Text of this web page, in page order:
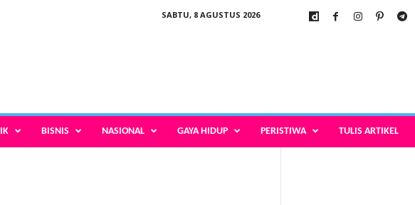
SABTU, 8 AGUSTUS 2026
BISNIS NASIONAL GAYA HIDUP PERISTIWA TULIS ARTIKEL